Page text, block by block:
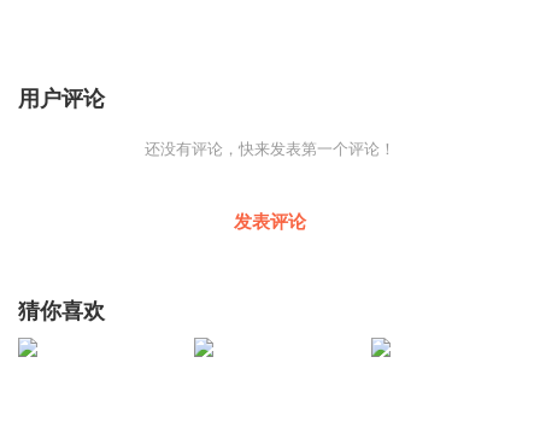
用户评论
还没有评论，快来发表第一个评论！
发表评论
猜你喜欢